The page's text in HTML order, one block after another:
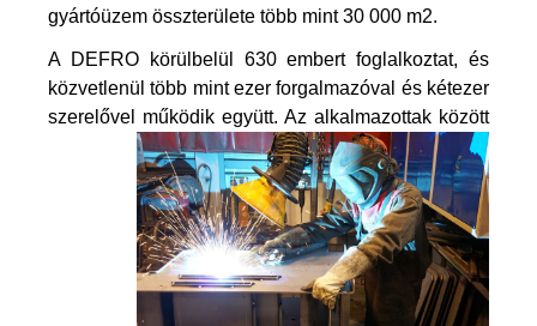
gyártóüzem összterülete több mint 30 000 m2.
A DEFRO körülbelül 630 embert foglalkoztat, és
közvetlenül több mint ezer forgalmazóval és kétezer
szerelővel működik együtt. Az alkalmazottak között